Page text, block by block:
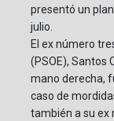
presentó un
julio.
El ex número
(PSOE), Santos
mano derecha,
caso de
también a su ex